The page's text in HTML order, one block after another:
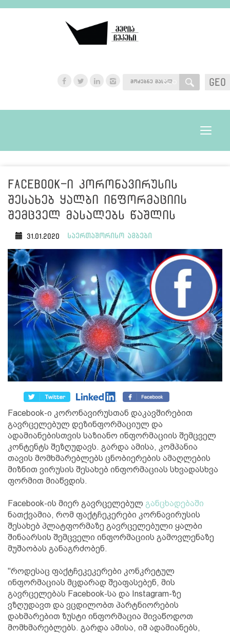
GEO
GEO
Toggle
Facebook-ი კორონავირუსის
შესახებ ყალბი ინფორმაციის
შემცველ მასალებს წაშლის
31.01.2020 საერთაშორისო ამბები
Facebook-ი კორონავირუსთან დაკავშირებით
გავრცელებულ დეზინფორმაციულ და
ადამიანებისთვის საზიანო ინფორმაციის შემცველ
კონტენტს შეზღუდავს. გარდა ამისა, კომპანია
თავის მომხმარებლებს ცნობიერების ამაღლების
მიზნით ვირუსის შესახებ ინფორმაციას სხვადასხვა
ფორმით მიაწვდის.
Facebook-ის მიერ გავრცელებულ განცხადებაში
ნათქვამია, რომ ფაქტჩეკერები კორნავირუსის
შესახებ პლატფორმაზე გავრცელებული ყალბი
შინაარსის შემცველი ინფორმაციის გამოვლენაზე
მუშაობას განაგრძობენ.
"როდესაც ფაქტჩეკეკერები კონკრეტულ
ინფორმაციას მცდარად შეაფასებენ, მის
გავრცელებას Facebook-სა და Instagram-ზე
ვზღუდავთ და ვცდილობთ პარტნიორების
დახმარებით ზუსტი ინფორმაცია მივაწოდოთ
მომხმარებლებს. გარდა ამისა, იმ ადამიანებს,